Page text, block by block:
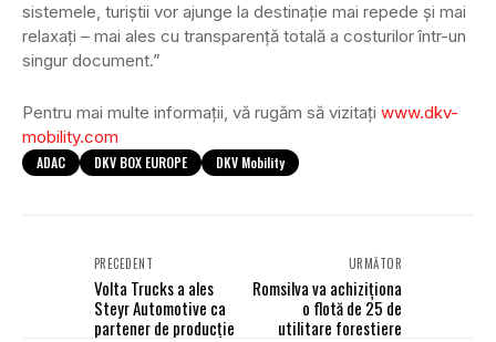
sistemele, turiștii vor ajunge la destinație mai repede și mai
relaxați – mai ales cu transparență totală a costurilor într-un
singur document.”
Pentru mai multe informații, vă rugăm să vizitați www.dkv-
mobility.com
ADAC DKV BOX EUROPE DKV Mobility
PRECEDENT
Volta Trucks a ales
Steyr Automotive ca
partener de producție
URMĂTOR
Romsilva va achiziționa
o flotă de 25 de
utilitare forestiere